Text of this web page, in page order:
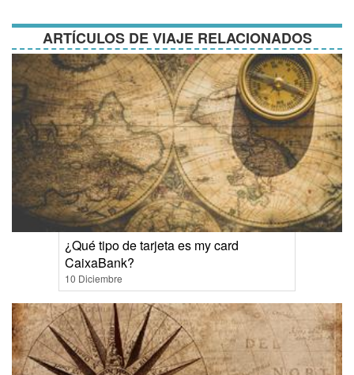
ARTÍCULOS DE VIAJE RELACIONADOS
¿Qué tipo de tarjeta es my card
CaixaBank?
10 Diciembre